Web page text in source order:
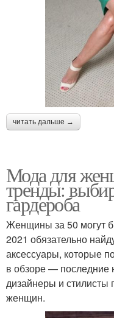
читать дальше →
Мода для
тренды:
гардероба
Женщины за 50 могут
2021 обязательно
аксессуары, которые
в обзоре — последние
дизайнеры и стилисты
женщин.